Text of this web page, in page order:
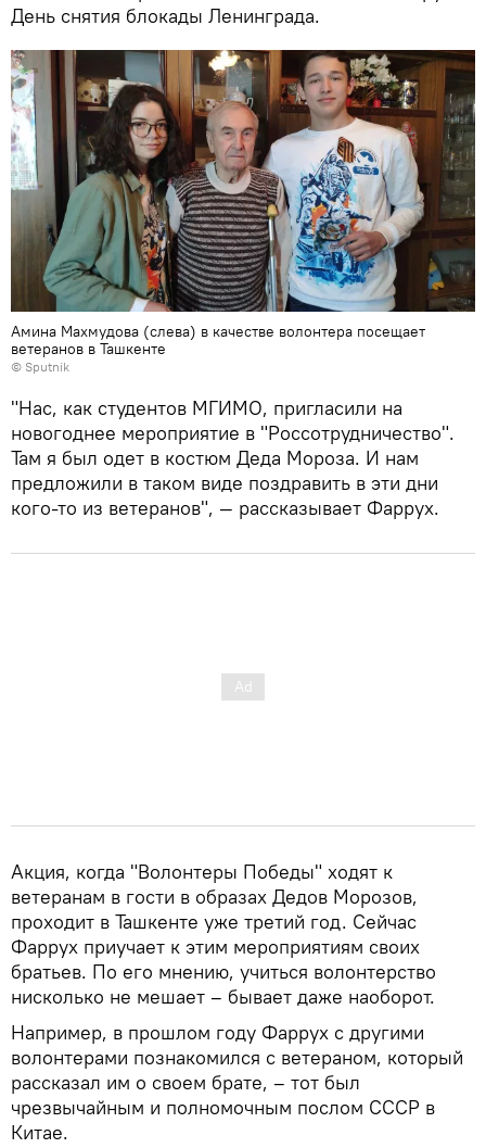
День снятия блокады Ленинграда.
Амина Махмудова (слева) в качестве волонтера посещает
ветеранов в Ташкенте
© Sputnik
"Нас, как студентов МГИМО, пригласили на
новогоднее мероприятие в "Россотрудничество".
Там я был одет в костюм Деда Мороза. И нам
предложили в таком виде поздравить в эти дни
кого-то из ветеранов", — рассказывает Фаррух.
Акция, когда "Волонтеры Победы" ходят к
ветеранам в гости в образах Дедов Морозов,
проходит в Ташкенте уже третий год. Сейчас
Фаррух приучает к этим мероприятиям своих
братьев. По его мнению, учиться волонтерство
нисколько не мешает – бывает даже наоборот.
Например, в прошлом году Фаррух с другими
волонтерами познакомился с ветераном, который
рассказал им о своем брате, – тот был
чрезвычайным и полномочным послом СССР в
Китае.